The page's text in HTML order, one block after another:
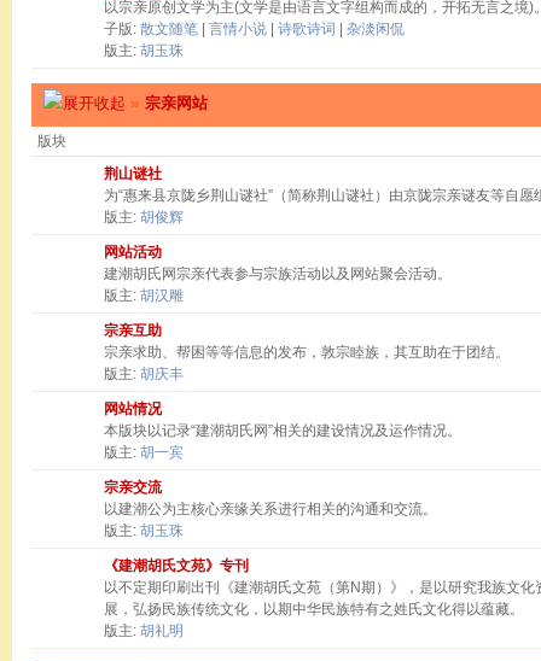
以宗亲原创文学为主(文学是由语言文字组构而成的，开拓无言之境)
子版: 散文随笔 言情小说 诗歌诗词
杂淡闲侃
版主: 胡玉珠
» 宗亲网站
版块
荆山谜社
为“惠来县京陇乡荆山谜社”（简称荆山谜社）由京陇宗亲谜友等自
版主: 胡俊辉
网站活动
建潮胡氏网宗亲代表参与宗族活动以及网站聚会活动。
版主: 胡汉雕
宗亲互助
宗亲求助、帮困等等信息的发布，敦宗睦族，其互助在于团结。
版主: 胡庆丰
网站情况
本版块以记录“建潮胡氏网”相关的建设情况及运作情况。
版主: 胡一宾
宗亲交流
以建潮公为主核心亲缘关系进行相关的沟通和交流。
版主: 胡玉珠
《建潮胡氏文苑》专刊
以不定期印刷出刊《建潮胡氏文苑（第N期）》，是以研究我族文
展，弘扬民族传统文化，以期中华民族特有之姓氏文化得以蕴藏。
版主: 胡礼明